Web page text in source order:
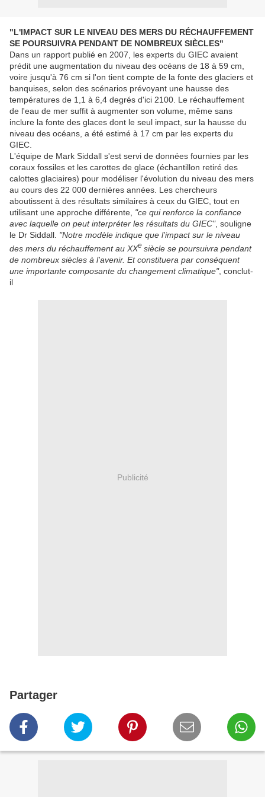
"L'IMPACT SUR LE NIVEAU DES MERS DU RÉCHAUFFEMENT
SE POURSUIVRA PENDANT DE NOMBREUX SIÈCLES"
Dans un rapport publié en 2007, les experts du GIEC avaient
prédit une augmentation du niveau des océans de 18 à 59 cm,
voire jusqu'à 76 cm si l'on tient compte de la fonte des glaciers et
banquises, selon des scénarios prévoyant une hausse des
températures de 1,1 à 6,4 degrés d'ici 2100. Le réchauffement
de l'eau de mer suffit à augmenter son volume, même sans
inclure la fonte des glaces dont le seul impact, sur la hausse du
niveau des océans, a été estimé à 17 cm par les experts du
GIEC.
L'équipe de Mark Siddall s'est servi de données fournies par les
coraux fossiles et les carottes de glace (échantillon retiré des
calottes glaciaires) pour modéliser l'évolution du niveau des mers
au cours des 22 000 dernières années. Les chercheurs
aboutissent à des résultats similaires à ceux du GIEC, tout en
utilisant une approche différente, "ce qui renforce la confiance
avec laquelle on peut interpréter les résultats du GIEC", souligne
le Dr Siddall. "Notre modèle indique que l'impact sur le niveau
des mers du réchauffement au XXe siècle se poursuivra pendant
de nombreux siècles à l'avenir. Et constituera par conséquent
une importante composante du changement climatique", conclut-
il
Publicité
Partager